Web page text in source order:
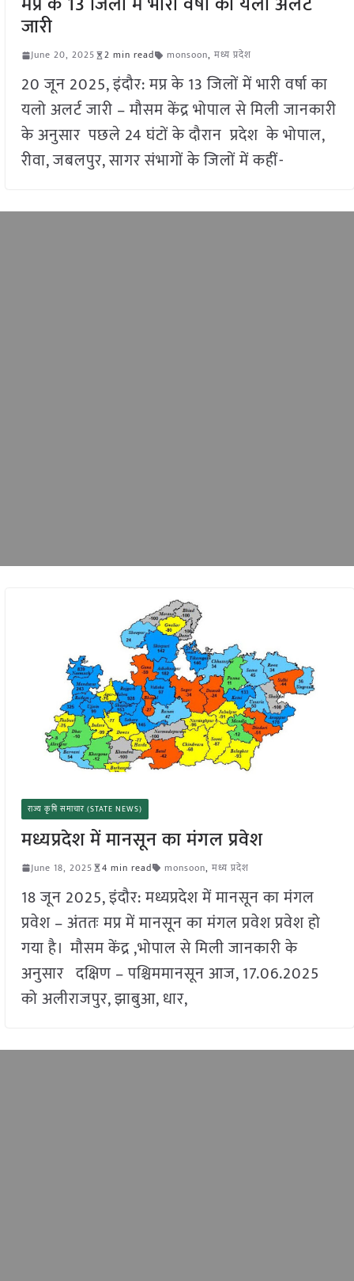
जारी
June 20, 2025 2 min read monsoon, मध्य प्रदेश
20 जून 2025, इंदौर: मप्र के 13 जिलों में भारी वर्षा का
यलो अलर्ट जारी – मौसम केंद्र भोपाल से मिली जानकारी
के अनुसार पछले 24 घंटों के दौरान प्रदेश के भोपाल,
रीवा, जबलपुर, सागर संभागों के जिलों में कहीं-
राज्य कृषि समाचार (STATE NEWS)
मध्यप्रदेश में मानसून का मंगल प्रवेश
June 18, 2025 4 min read monsoon, मध्य प्रदेश
18 जून 2025, इंदौर: मध्यप्रदेश में मानसून का मंगल
प्रवेश – अंततः मप्र में मानसून का मंगल प्रवेश प्रवेश हो
गया है। मौसम केंद्र ,भोपाल से मिली जानकारी के
अनुसार दक्षिण – पश्चिममानसून आज, 17.06.2025
को अलीराजपुर, झाबुआ, धार,